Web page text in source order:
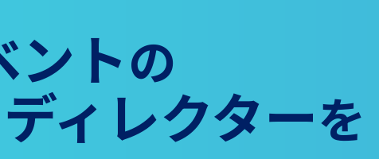
トの
ディレクターを